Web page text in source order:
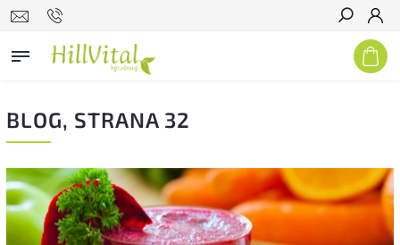
Hledat
BLOG, STRANA 32